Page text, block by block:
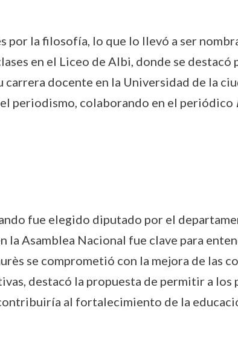
por la filosofía, lo que lo llevó a ser
en el Liceo de Albi, donde se destacó
docente en la Universidad de la
periodismo, colaborando en el periódico
fue elegido diputado por el
Asamblea Nacional fue clave para
se comprometió con la mejora de las
destacó la propuesta de permitir a los
al fortalecimiento de la